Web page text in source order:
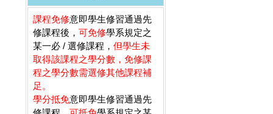
課程免修意即學生修習通過先
修課程後， 可免修學系規定之
某一必 / 選修課程， 但學生未
取得該課程之學分數，免修課
程之學分數需選修其他課程補
足。
學分抵免意即學生修習通過先